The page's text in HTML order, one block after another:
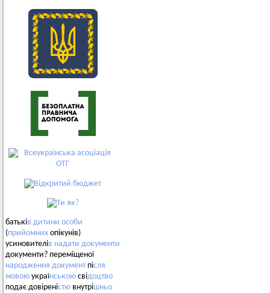
батьків дитини особи
(прийомних опікунів)
усиновителів надати документи
документи? переміщеної
народження документпісля
мовою українською свідоцтво
подає довіреністю внутрішньо